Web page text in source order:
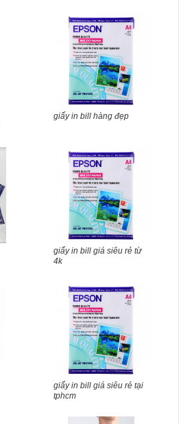
giấy in bill hàng đẹp
giấy in bill giá siêu rẻ từ
4k
giấy in bill giá siêu rẻ tại
tphcm